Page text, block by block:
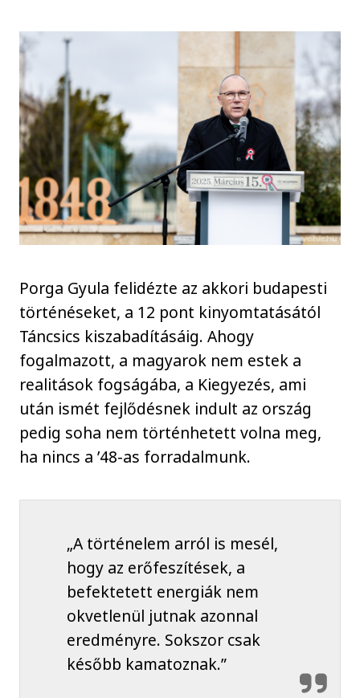
Porga Gyula felidézte az akkori budapesti
történéseket, a 12 pont kinyomtatásától
Táncsics kiszabadításáig. Ahogy
fogalmazott, a magyarok nem estek a
realitások fogságába, a Kiegyezés, ami
után ismét fejlődésnek indult az ország
pedig soha nem történhetett volna meg,
ha nincs a ’48-as forradalmunk.
„A történelem arról is mesél,
hogy az erőfeszítések, a
befektetett energiák nem
okvetlenül jutnak azonnal
eredményre. Sokszor csak
később kamatoznak.”